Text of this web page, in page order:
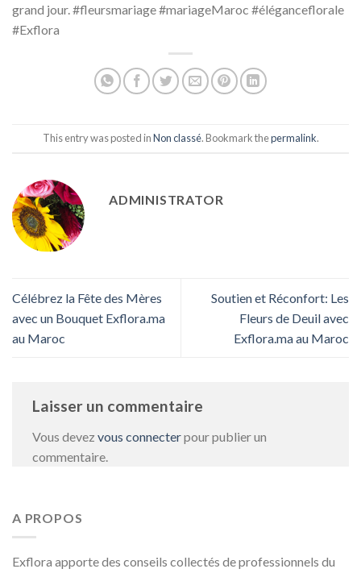
grand jour. #fleursmariage #mariageMaroc #éléganceflorale
#Exflora
This entry was posted inNon classé. Bookmark thepermalink.
ADMINISTRATOR
Célébrez la Fête des Mères
avec un Bouquet Exflora.ma
au Maroc
Soutien et Réconfort: Les
Fleurs de Deuil avec
Exflora.ma au Maroc
Laisser un commentaire
Vous devez vous connecterpour publier un
commentaire.
A PROPOS
Exflora apporte des conseils collectés de professionnels du